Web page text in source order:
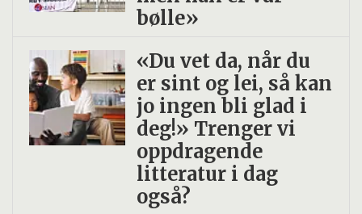
bølle»
«Du vet da, når du
er sint og lei, så kan
jo ingen bli glad i
deg!» Trenger vi
oppdragende
litteratur i dag
også?